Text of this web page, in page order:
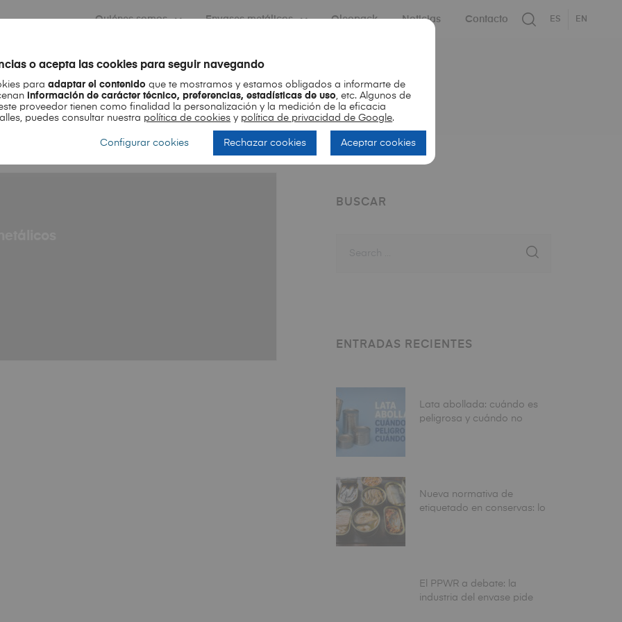
o acepta las cookies para seguir navegando
paraadaptar el contenido que te mostramos y estamos obligados a informarte de
información de carácter técnico, preferencias, estadísticas de uso, etc. Algunos de
proveedor tienen como finalidad la personalización y la medición de la eficacia
puedes consultar nuestra política de cookies y política de privacidad de Google.
Configurar cookies Rechazar cookies Aceptar cookies
Quiénes somos Envases metálicos Oleopack Noticias Contacto ES EN
Month
BUSCAR
ENTRADAS RECIENTES
Lata abollada: cuándo es
peligrosa y cuándo no
Nueva normativa de
etiquetado en conservas: lo
El PPWR a debate: la
industria del envase pide